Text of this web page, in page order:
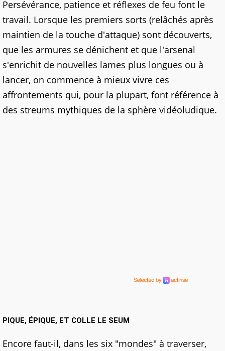
Persévérance, patience et réflexes de feu font le
travail. Lorsque les premiers sorts (relâchés après
maintien de la touche d'attaque) sont découverts,
que les armures se dénichent et que l'arsenal
s'enrichit de nouvelles lames plus longues ou à
lancer, on commence à mieux vivre ces
affrontements qui, pour la plupart, font référence à
des streums mythiques de la sphère vidéoludique.
PIQUE, ÉPIQUE, ET COLLE LE SEUM
Encore faut-il, dans les six "mondes" à traverser,